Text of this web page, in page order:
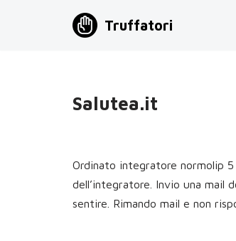
Truffatori
Salutea.it
Ordinato integratore normolip
dell’integratore. Invio una mail
sentire. Rimando mail e non